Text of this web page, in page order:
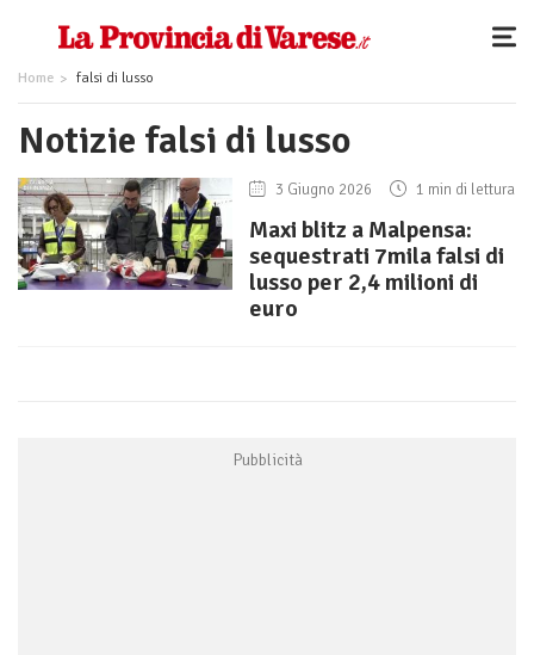
Home falsi di lusso
Notizie falsi di lusso
3 Giugno 2026 1 min di lettura
Maxi blitz a Malpensa:
sequestrati 7mila falsi di
lusso per 2,4 milioni di
euro